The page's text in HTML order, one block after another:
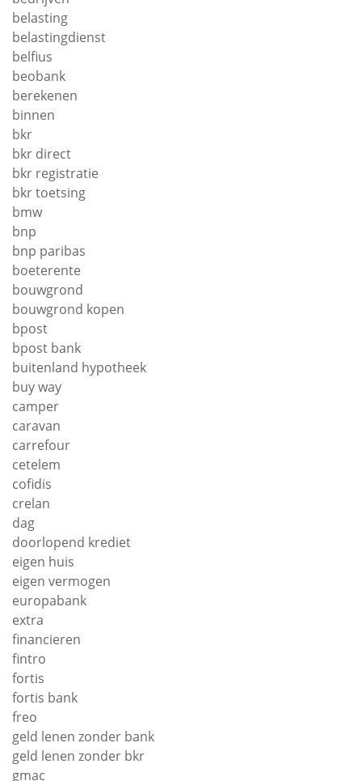
belasting
belastingdienst
belfius
beobank
berekenen
binnen
bkr
bkr direct
bkr registratie
bkr toetsing
bmw
bnp
bnp paribas
boeterente
bouwgrond
bouwgrond kopen
bpost
bpost bank
buitenland hypotheek
buy way
camper
caravan
carrefour
cetelem
cofidis
crelan
dag
doorlopend krediet
eigen huis
eigen vermogen
europabank
extra
financieren
fintro
fortis
fortis bank
freo
geld lenen zonder bank
geld lenen zonder bkr
gmac